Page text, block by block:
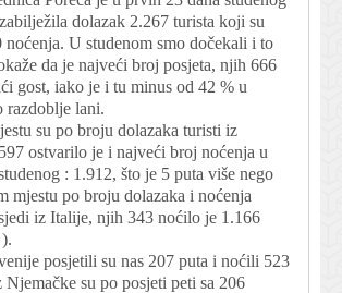
dolazak 2.267 turista koji su
U studenom smo dočekali i to
da je najveći broj posjeta, njih 666
gost, iako je i tu minus od 42 % u
razdoblje lani.
su po broju dolazaka turisti iz
ostvarilo je i najveći broj noćenja u
: 1.912, što je 5 puta više nego
mjestu po broju dolazaka i noćenja
iz Italije, njih 343 noćilo je 1.166
posjetili su nas 207 puta i noćili 523
su po posjeti peti sa 206